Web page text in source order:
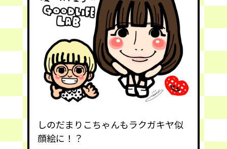
しのだまりこちゃんもラクガキヤ似
顔絵に！？